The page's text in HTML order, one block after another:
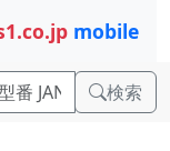
mobile
検索